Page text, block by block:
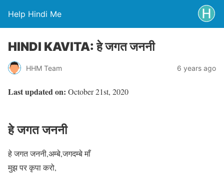
Help Hindi Me
HINDI KAVITA: हे जगत जननी
HHM Team 6 years ago
Last updated on: October 21st, 2020
हे जगत जननी
हे जगत जननी,अम्बे,जगदम्बे माँ
मुझ पर कृपा करो,